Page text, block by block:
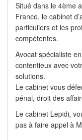
Situé dans le 4ème
France, le cabinet
particuliers et les
compétentes.
Avocat spécialiste
contentieux avec
solutions.
Le cabinet vous
pénal, droit des
Le cabinet Lepidi,
pas à faire appel à